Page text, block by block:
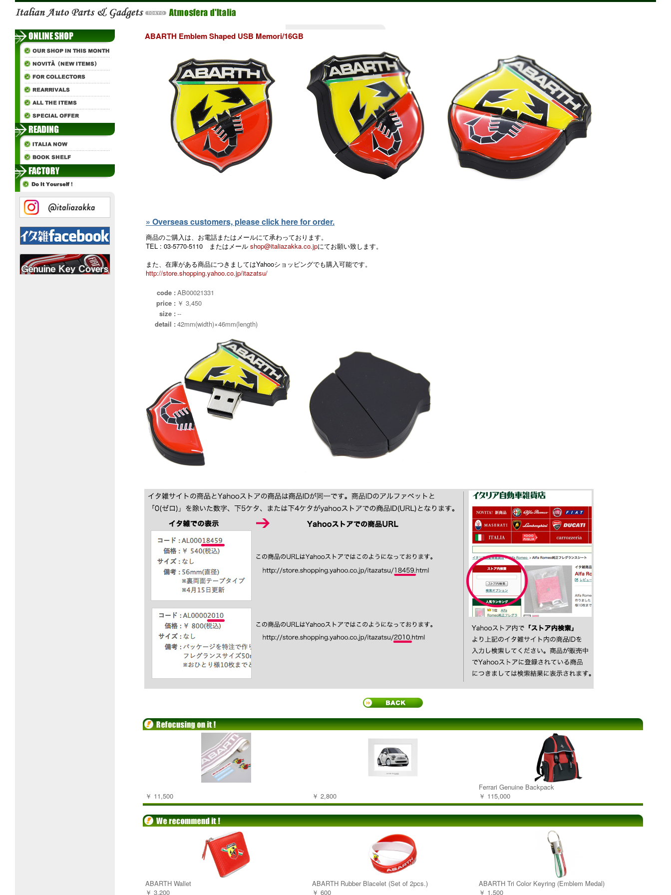
ABARTH Emblem Shaped USB Memori/16GB
» Overseas customers, please click here for order.
商品のご購入は、お電話またはメールにて承わっております。
TEL : 03-5770-5110 またはメール shop@italiazakka.co.jpにてお願い致します。
また、在庫がある商品につきましてはYahooショッピングでも購入可能です。
http://store.shopping.yahoo.co.jp/itazatsu/
code : AB00021331
price : ￥ 3,450
size : --
detail : 42mm(width)×46mm(length)
￥ 11,500 ￥ 2,800
Ferrari Genuine Backpack
￥ 115,000
ABARTH Wallet
￥ 3,200
ABARTH Rubber Blacelet (Set of 2pcs.)
￥ 600
ABARTH Tri Color Keyring (Emblem Medal)
￥ 1,500